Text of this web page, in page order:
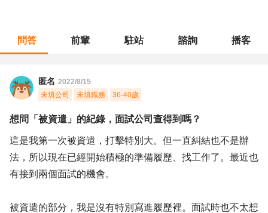
問答 前輩 駐站 諮詢 播客
匿名 2022/8/15
未填公司
未填職務 36-40歲
想問「被資遣」的紀錄，面試公司查得到嗎？
這是我第一次被資遣，打擊特別大。但一直糾結也不是辦
法，所以現在已經開始積極的準備履歷、找工作了。最近也
有接到兩個面試的機會。
被資遣的部分，我是沒有特別寫進履歷裡。面試時也不太想